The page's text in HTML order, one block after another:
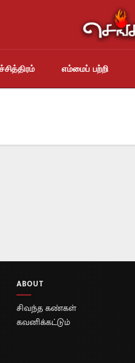
எம்மைப் பற்றி
ABOUT
சிவந்த கண்கள்
கவனிக்கட்டும்